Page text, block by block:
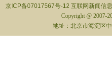
京ICP备07017567号-12 互联网新闻信
Copyright @ 2007-
地址：北京市海淀区